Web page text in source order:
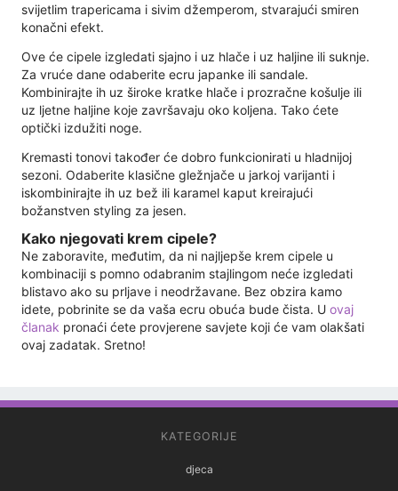
svijetlim trapericama i sivim džemperom, stvarajući smiren
konačni efekt.
Ove će cipele izgledati sjajno i uz hlače i uz haljine ili suknje.
Za vruće dane odaberite ecru japanke ili sandale.
Kombinirajte ih uz široke kratke hlače i prozračne košulje ili
uz ljetne haljine koje završavaju oko koljena. Tako ćete
optički izdužiti noge.
Kremasti tonovi također će dobro funkcionirati u hladnijoj
sezoni. Odaberite klasične gležnjače u jarkoj varijanti i
iskombinirajte ih uz bež ili karamel kaput kreirajući
božanstven styling za jesen.
Kako njegovati krem ​​cipele?
Ne zaboravite, međutim, da ni najljepše krem ​​cipele u
kombinaciji s pomno odabranim stajlingom neće izgledati
blistavo ako su prljave i neodržavane. Bez obzira kamo
idete, pobrinite se da vaša ecru obuća bude čista. U ovaj
članak pronaći ćete provjerene savjete koji će vam olakšati
ovaj zadatak. Sretno!
KATEGORIJE
djeca